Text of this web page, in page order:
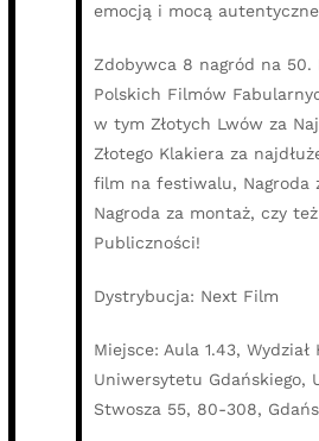
emocją i mocą
Zdobywca 8 nagród na 50.
Polskich Filmów
w tym Złotych Lwów za
Złotego Klakiera za
film na festiwalu, Nagroda
Nagroda za montaż, czy
Publiczności!
Dystrybucja: Next Film
Miejsce: Aula 1.43,
Uniwersytetu Gdańskiego,
Stwosza 55, 80-308,